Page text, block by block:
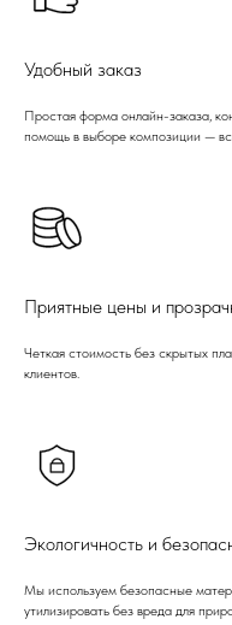
Удобный заказ
Простая форма онлайн-заказа,
помощь в выборе композиции —
Приятные цены и
Четкая стоимость без скрытых
клиентов.
Экологичность и
Мы используем безопасные
утилизировать без вреда для